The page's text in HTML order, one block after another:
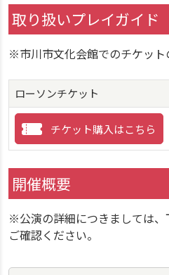
取り扱いプレイガイド
※市川市文化会館でのチケット
ローソンチケット
チケット購入はこちら
開催概要
※公演の詳細につきましては
ご確認ください。